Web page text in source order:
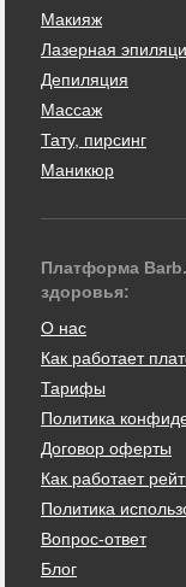
Макияж
Лазерная
Депиляция
Массаж
Тату, пирсинг
Маникюр
Платформа
здоровья:
О нас
Как работает
Тарифы
Политика
Договор оферты
Как работает
Политика
Вопрос-ответ
Блог